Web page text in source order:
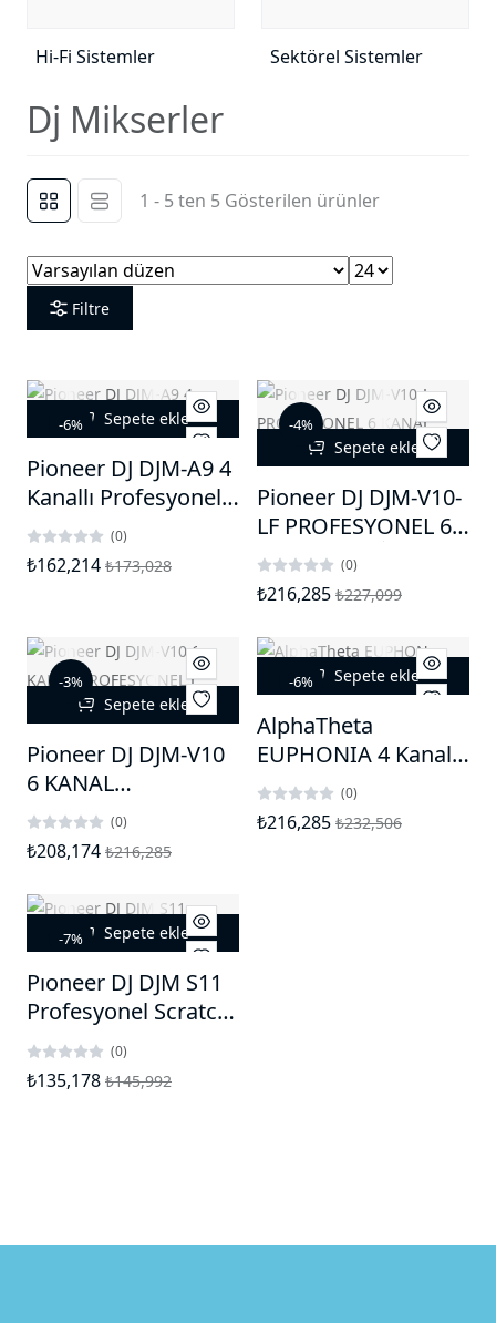
Hi-Fi Sistemler Sektörel Sistemler
Dj Mikserler
1 - 5 ten 5 Gösterilen ürünler
Filtre
-6% Sepete ekle
Pioneer DJ DJM-A9 4
Kanallı Profesyonel
DJ Mixeri(0)
₺162,214 ₺173,028
-4%
Sepete ekle
Pioneer DJ DJM-V10-
LF PROFESYONEL 6
KANAL DJ MİXER
(0)
₺216,285 ₺227,099
-3%
Sepete ekle
Pioneer DJ DJM-V10
6 KANAL
FROFESYONEL DJ
MİXER
(0)
₺208,174 ₺216,285
-6% Sepete ekle
AlphaTheta
EUPHONIA 4 Kanallı
Rotary Mixer
(0)
₺216,285 ₺232,506
-7% Sepete ekle
Pıoneer DJ DJM S11
Profesyonel Scratch
Mixer
(0)
₺135,178 ₺145,992